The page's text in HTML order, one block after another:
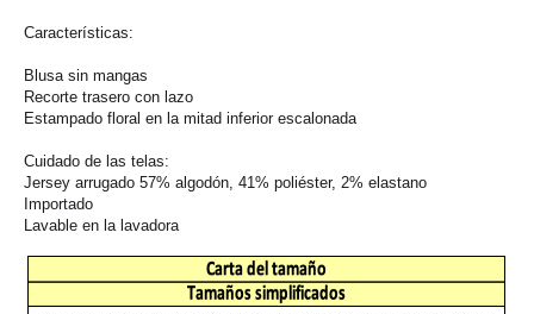
Características:
Blusa sin mangas
Recorte trasero con lazo
Estampado floral en la mitad inferior escalonada
Cuidado de las telas:
Jersey arrugado 57% algodón, 41% poliéster, 2% elastano
Importado
Lavable en la lavadora